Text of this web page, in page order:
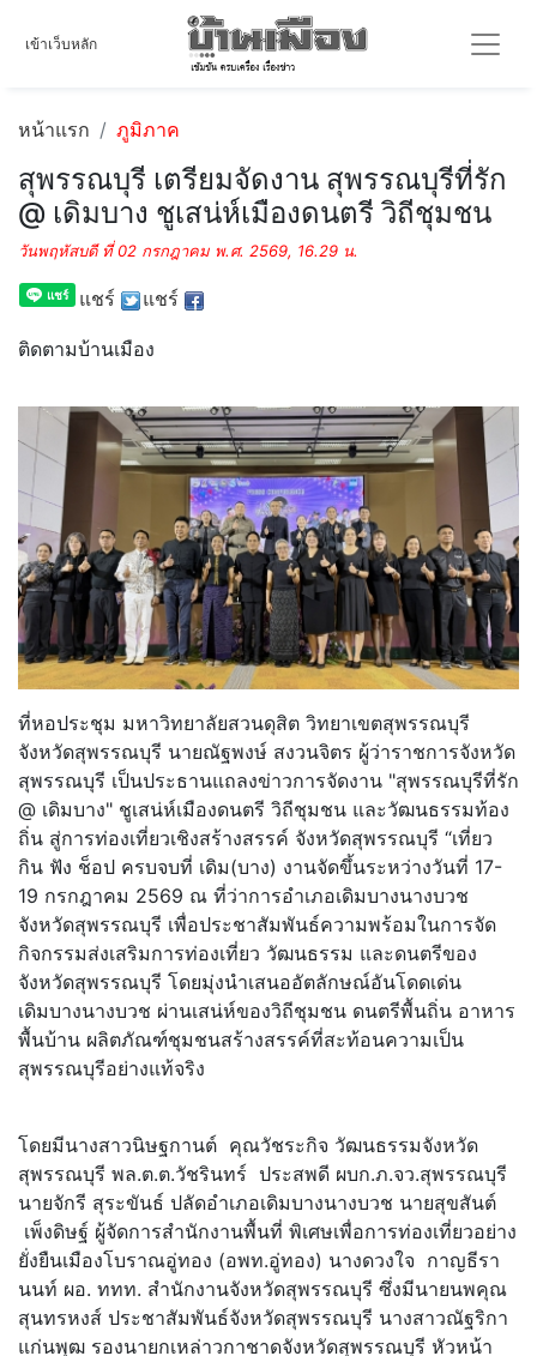
เข้าเว็บหลัก
หน้าแรก ภูมิภาค
สุพรรณบุรี เตรียมจัดงาน สุพรรณบุรีที่รัก
@ เดิมบาง ชูเสน่ห์เมืองดนตรี วิถีชุมชน
วันพฤหัสบดี ที่ 02 กรกฎาคม พ.ศ. 2569, 16.29 น.
แชร์ แชร์
ติดตามบ้านเมือง
ที่หอประชุม มหาวิทยาลัยสวนดุสิต วิทยาเขตสุพรรณบุรี
จังหวัดสุพรรณบุรี นายณัฐพงษ์ สงวนจิตร ผู้ว่าราชการจังหวัด
สุพรรณบุรี เป็นประธานแถลงข่าวการจัดงาน "สุพรรณบุรีที่รัก
@ เดิมบาง" ชูเสน่ห์เมืองดนตรี วิถีชุมชน และวัฒนธรรมท้อง
ถิ่น สู่การท่องเที่ยวเชิงสร้างสรรค์ จังหวัดสุพรรณบุรี “เที่ยว
กิน ฟัง ช็อป ครบจบที่ เดิม(บาง) งานจัดขึ้นระหว่างวันที่ 17-
19 กรกฎาคม 2569 ณ ที่ว่าการอำเภอเดิมบางนางบวช
จังหวัดสุพรรณบุรี เพื่อประชาสัมพันธ์ความพร้อมในการจัด
กิจกรรมส่งเสริมการท่องเที่ยว วัฒนธรรม และดนตรีของ
จังหวัดสุพรรณบุรี โดยมุ่งนำเสนออัตลักษณ์อันโดดเด่น
เดิมบางนางบวช ผ่านเสน่ห์ของวิถีชุมชน ดนตรีพื้นถิ่น อาหาร
พื้นบ้าน ผลิตภัณฑ์ชุมชนสร้างสรรค์ที่สะท้อนความเป็น
สุพรรณบุรีอย่างแท้จริง
โดยมีนางสาวนิษฐกานต์ คุณวัชระกิจ วัฒนธรรมจังหวัด
สุพรรณบุรี พล.ต.ต.วัชรินทร์ ประสพดี ผบก.ภ.จว.สุพรรณบุรี
นายจักรี สุระขันธ์ ปลัดอำเภอเดิมบางนางบวช นายสุขสันต์
เพ็งดิษฐ์ ผู้จัดการสำนักงานพื้นที่ พิเศษเพื่อการท่องเที่ยวอย่าง
ยั่งยืนเมืองโบราณอู่ทอง (อพท.อู่ทอง) นางดวงใจ กาญธีรา
นนท์ ผอ. ททท. สำนักงานจังหวัดสุพรรณบุรี ซึ่งมีนายนพคุณ
สุนทรหงส์ ประชาสัมพันธ์จังหวัดสุพรรณบุรี นางสาวณัฐริกา
แก่นพุฒ รองนายกเหล่าวกาชาดจังหวัดสุพรรณบุรี หัวหน้า